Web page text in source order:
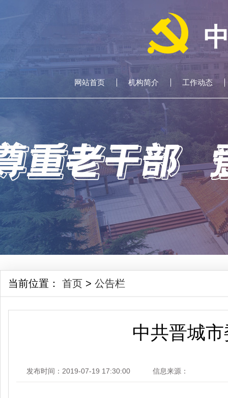
网站首页 机构简介 工作动态
当前位置： 首页 > 公告栏
中共晋城
发布时间：2019-07-19 17:30:00 信息来源：